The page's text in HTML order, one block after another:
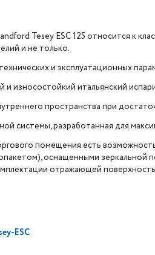
Tesey ESC 125 относится к
и не только.
и эксплуатационных
и износостойкий итальянский
пространства при
системы, разработанная для
помещения есть
оснащенными зеркальной
отражающей
ESC